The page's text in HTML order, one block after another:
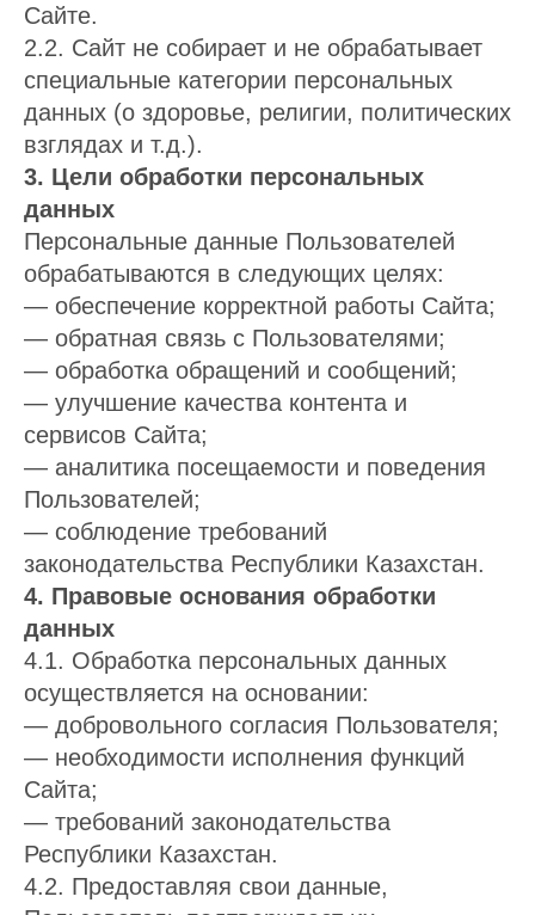
Сайте.
2.2. Сайт не собирает и не обрабатывает
специальные категории персональных
данных (о здоровье, религии, политических
взглядах и т.д.).
3. Цели обработки персональных
данных
Персональные данные Пользователей
обрабатываются в следующих целях:
— обеспечение корректной работы Сайта;
— обратная связь с Пользователями;
— обработка обращений и сообщений;
— улучшение качества контента и
сервисов Сайта;
— аналитика посещаемости и поведения
Пользователей;
— соблюдение требований
законодательства Республики Казахстан.
4. Правовые основания обработки
данных
4.1. Обработка персональных данных
осуществляется на основании:
— добровольного согласия Пользователя;
— необходимости исполнения функций
Сайта;
— требований законодательства
Республики Казахстан.
4.2. Предоставляя свои данные,